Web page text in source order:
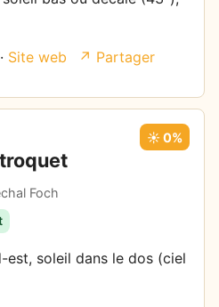
· Site web ↗ Partager
Foch
☀️ 0%
est, soleil dans le dos (ciel